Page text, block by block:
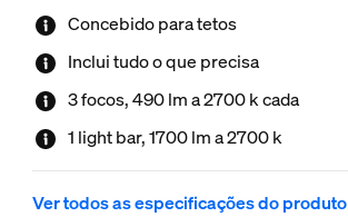
Concebido para tetos
Inclui tudo o que precisa
3 focos, 490 lm a 2700 k cada
1 light bar, 1700 lm a 2700 k
Ver todos as especificações do produto